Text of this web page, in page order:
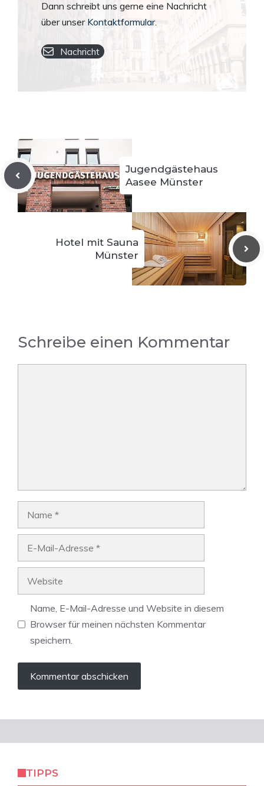
Dann schreibt uns gerne eine Nachricht
über unser Kontaktformular.
Nachricht
Jugendgästehaus
Aasee Münster
Hotel mit Sauna
Münster
Schreibe einen Kommentar
Name, E-Mail-Adresse und Website in diesem
Browser für meinen nächsten Kommentar
speichern.
TIPPS